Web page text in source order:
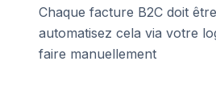
Chaque facture B2C doit
automatisez cela via votre
faire manuellement